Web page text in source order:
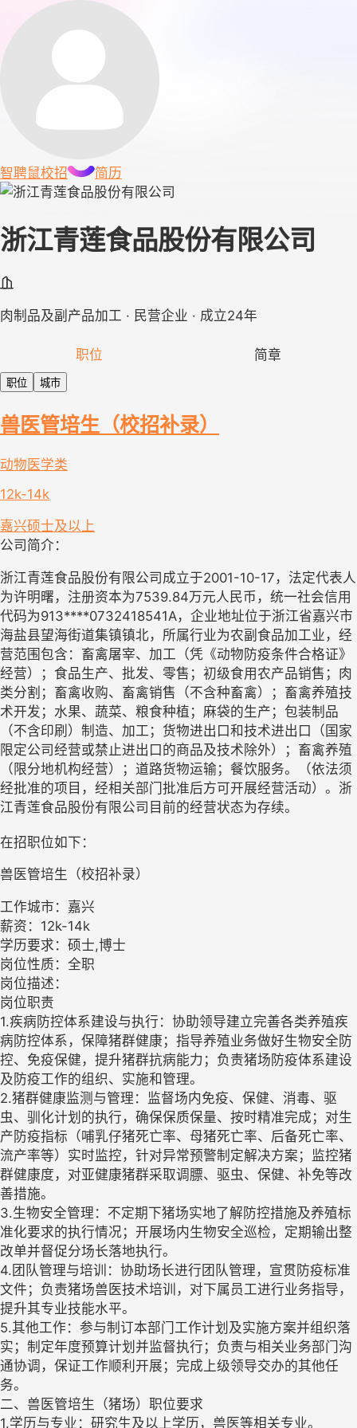
智聘鼠校招 简历
浙江青莲食品股份有限公司
肉制品及副产品加工 · 民营企业 · 成立24年
职位 简章
职位 城市
兽医管培生（校招补录）
动物医学类
12k-14k
嘉兴硕士及以上
公司简介：
浙江青莲食品股份有限公司成立于2001-10-17，法定代表人
为许明曙，注册资本为7539.84万元人民币，统一社会信用
代码为913****0732418541A，企业地址位于浙江省嘉兴市
海盐县望海街道集镇镇北，所属行业为农副食品加工业，经
营范围包含：畜禽屠宰、加工（凭《动物防疫条件合格证》
经营）；食品生产、批发、零售；初级食用农产品销售；肉
类分割；畜禽收购、畜禽销售（不含种畜禽）；畜禽养殖技
术开发；水果、蔬菜、粮食种植；麻袋的生产；包装制品
（不含印刷）制造、加工；货物进出口和技术进出口（国家
限定公司经营或禁止进出口的商品及技术除外）；畜禽养殖
（限分地机构经营）；道路货物运输；餐饮服务。（依法须
经批准的项目，经相关部门批准后方可开展经营活动）。浙
江青莲食品股份有限公司目前的经营状态为存续。
在招职位如下：
兽医管培生（校招补录）
工作城市：嘉兴
薪资：12k-14k
学历要求：硕士,博士
岗位性质：全职
岗位描述：
岗位职责
1.疾病防控体系建设与执行：协助领导建立完善各类养殖疾
病防控体系，保障猪群健康；指导养殖业务做好生物安全防
控、免疫保健，提升猪群抗病能力；负责猪场防疫体系建设
及防疫工作的组织、实施和管理。
2.猪群健康监测与管理：监督场内免疫、保健、消毒、驱
虫、驯化计划的执行，确保保质保量、按时精准完成；对生
产防疫指标（哺乳仔猪死亡率、母猪死亡率、后备死亡率、
流产率等）实时监控，针对异常预警制定解决方案；监控猪
群健康度，对亚健康猪群采取调膘、驱虫、保健、补免等改
善措施。
3.生物安全管理：不定期下猪场实地了解防控措施及养殖标
准化要求的执行情况；开展场内生物安全巡检，定期输出整
改单并督促分场长落地执行。
4.团队管理与培训：协助场长进行团队管理，宣贯防疫标准
文件；负责猪场兽医技术培训，对下属员工进行业务指导，
提升其专业技能水平。
5.其他工作：参与制订本部门工作计划及实施方案并组织落
实；制定年度预算计划并监督执行；负责与相关业务部门沟
通协调，保证工作顺利开展；完成上级领导交办的其他任
务。
二、兽医管培生（猪场）职位要求
1.学历与专业：研究生及以上学历，兽医等相关专业。